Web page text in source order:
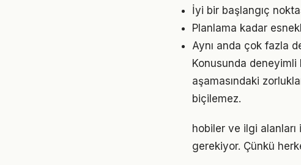
İyi bir başlangıç
Planlama kadar
Aynı anda çok fazla
Konusunda deneyimli
aşamasındaki
biçilemez.
hobiler ve ilgi
gerekiyor. Çünkü